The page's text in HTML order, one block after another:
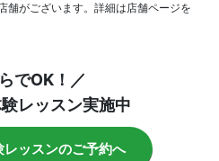
舗がございます。詳細は店舗ページを
でOK！／
レッスン実施中
レッスンのご予約へ